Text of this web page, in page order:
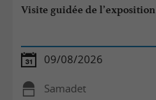
Visite guidée de
09/08/2026
Samadet